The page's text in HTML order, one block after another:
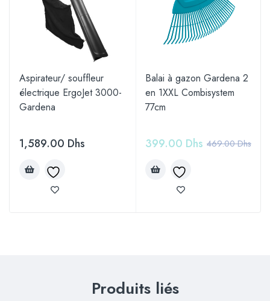
Aspirateur/ souffleur
électrique ErgoJet 3000-
Gardena
1,589.00 Dhs
Balai à gazon Gardena 2
en 1XXL Combisystem
77cm
469.00Dhs
399.00 Dhs
Produits liés